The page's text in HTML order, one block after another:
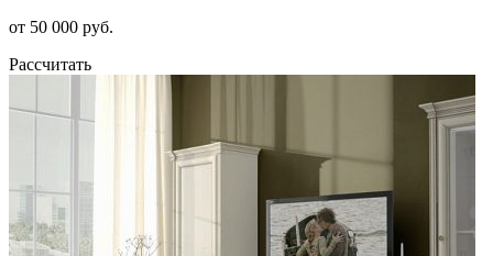
от 50 000 руб.
Рассчитать